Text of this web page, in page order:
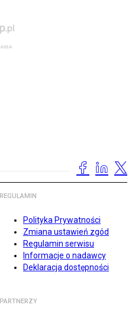
REGULAMIN
Polityka Prywatności
Zmiana ustawień zgód
Regulamin serwisu
Informacje o nadawcy
Deklaracja dostępności
PARTNERZY